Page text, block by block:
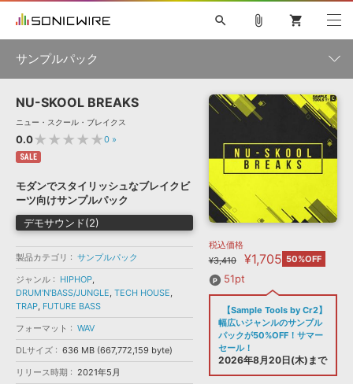
ソフト音源 »
プラグイン・エフェクト »
サンプルパック »
ソフトウェア／ツール »
DAW »
効果音 »
特集 »
ニュースレター »
SONICWIREブログ »
製品サポート情報 »
DTMガイド »
FAQ »
お問い合わせ »
音楽カード
楽曲配信流通サービス
無償のサウンド管理ソフト
search
初音ミク NT 鏡音リン・レン V4X 巡音ルカ V4X
MEIKO V3
KAITO V3
VOCALOID
VIENNA
EZ DRUMMER 3
ライセンスフリーBGM
ボーカル抜き出し
DUBSTEP
ELECTRONICA
EDM TRANCE MUTANT
ソフト音源 プラグイン・エフェクト
ソフトウェア／ツール 効果音
attach_file shopping_cart
サンプルパック
製品一覧
メーカー
フォーマット
ランキング
NU-SKOOL BREAKS
ニュー・スクール・ブレイクス
0.0★★★★★0 »
SALE
モダンでスタイリッシュなブレイクビ
ーツ向けサンプルパック
デモサウンド(2)
製品カテゴリ
サンプルパック
ジャンル
HIPHOP,
DRUM'N'BASS/JUNGLE, TECH HOUSE,
TRAP, FUTURE BASS
フォーマット
WAV
DLサイズ
636 MB (667,772,159 byte)
リリース時期
2021年5月
税込価格
¥3,410
¥1,705 50%OFF
51pt
【Sample Tools by Cr2】
幅広いジャンルのサンプル
パックが50%OFF！サマー
セール！
2026年8月20日(木)まで